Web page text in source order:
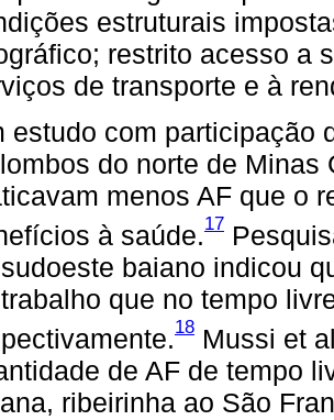
estruturais
restrito acesso a
de transporte e à
estudo com participação
do norte de Minas
menos AF que o
à saúde.17
baiano indicou
que no tempo
18 Mussi et
de AF de tempo
ribeirinha ao São